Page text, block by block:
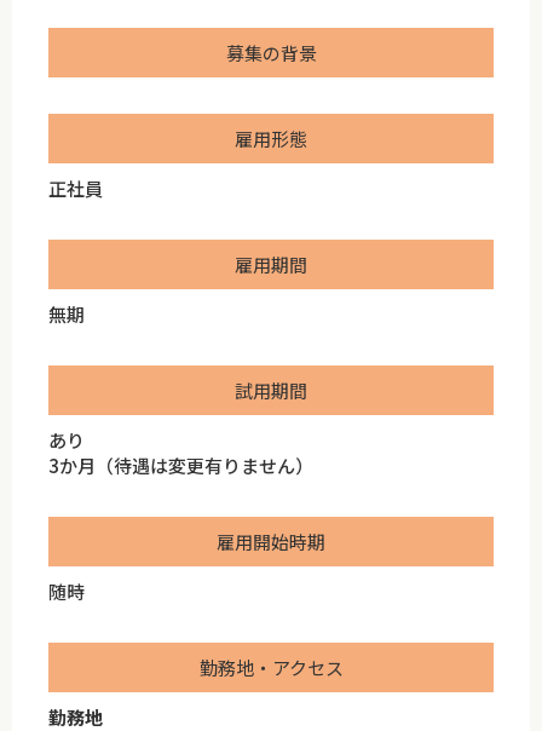
募集の背景
雇用形態
正社員
雇用期間
無期
試用期間
あり
3か月（待遇は変更有りません）
雇用開始時期
随時
勤務地・アクセス
勤務地